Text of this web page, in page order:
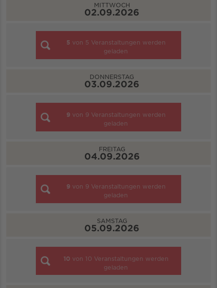
MITTWOCH
02.09.2026
5 von 5 Veranstaltungen werden
geladen
DONNERSTAG
03.09.2026
9 von 9 Veranstaltungen werden
geladen
FREITAG
04.09.2026
9 von 9 Veranstaltungen werden
geladen
SAMSTAG
05.09.2026
10 von 10 Veranstaltungen werden
geladen